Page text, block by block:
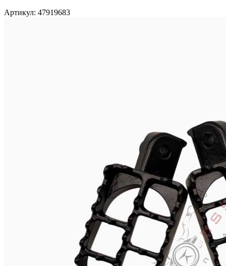
Артикул: 47919683